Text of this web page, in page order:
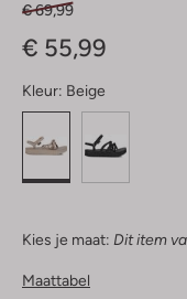
€ 69,99
€ 55,99
Kleur: Beige
Kies je maat: Dit item
Maattabel